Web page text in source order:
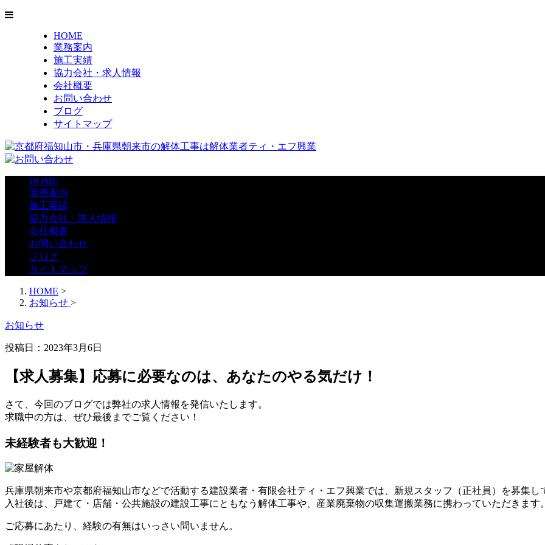
HOME
業務案内
施工実績
協力会社・求人情報
会社概要
お問い合わせ
ブログ
サイトマップ
HOME
業務案内
施工実績
協力会社・求人情報
会社概要
お問い合わせ
ブログ
サイトマップ
HOME >
お知らせ >
お知らせ
投稿日：2023年3月6日
【求人募集】応募に必要なのは、あなたのやる気だけ！
さて、今回のブログでは弊社の求人情報を発信いたします。
求職中の方は、ぜひ最後までご覧ください！
未経験者も大歓迎！
兵庫県朝来市や京都府福知山市などで活動する建設業者・有限会社ティ・エフ興業では、新規スタッフ（正社員）を募集し
入社後は、戸建て・店舗・公共施設の建設工事にともなう解体工事や、産業廃棄物の収集運搬業務に携わっていただきます。
ご応募にあたり、経験の有無はいっさい問いません。